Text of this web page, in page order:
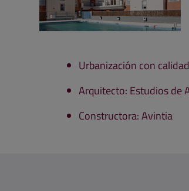
Urbanización con
Arquitecto: Estudios de
Constructora: Avintia